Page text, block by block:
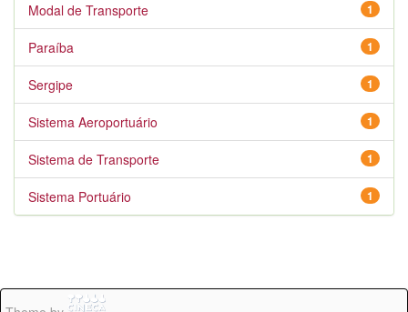
1
Modal de Transporte
1
Paraíba
1
Sergipe
1
Sistema Aeroportuário
1
Sistema de Transporte
1
Sistema Portuário